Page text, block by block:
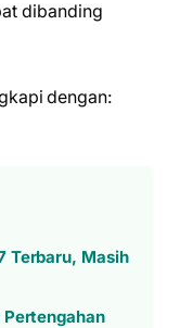
dibanding
dengan:
Terbaru, Masih
Pertengahan